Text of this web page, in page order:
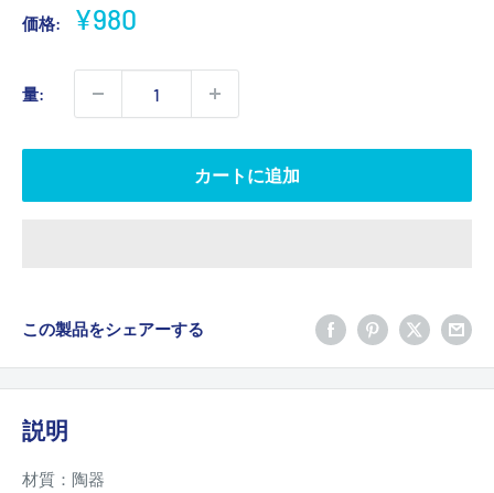
価格:
販
価
格
¥980
量:
カートに追加
この製品をシェアーする
説明
材質：陶器